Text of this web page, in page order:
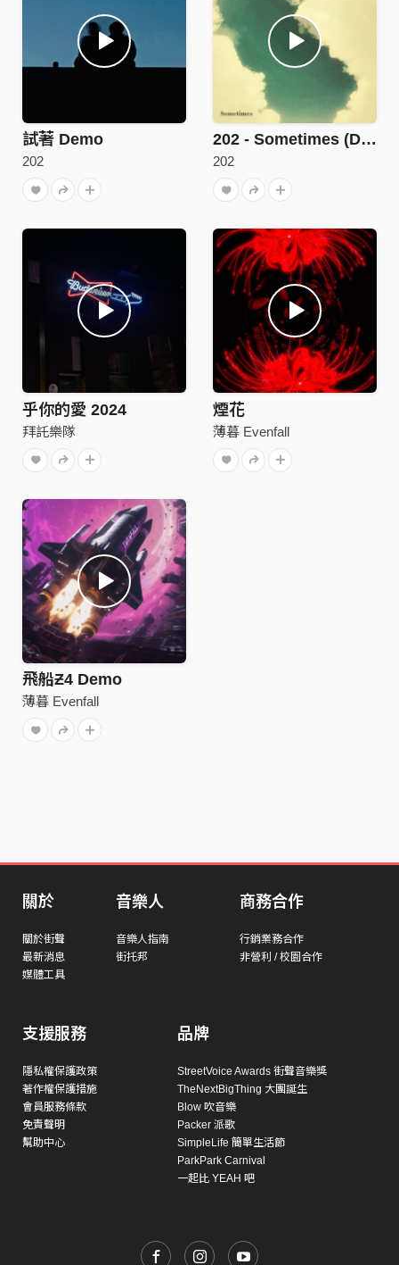
試著 Demo
202
202 - Sometimes (Demo)
202
乎你的愛 2024
拜託樂隊
煙花
薄暮 Evenfall
飛船Ƶ4 Demo
薄暮 Evenfall
關於
關於街聲
最新消息
媒體工具
音樂人
音樂人指南
街托邦
商務合作
行銷業務合作
非營利 / 校園合作
支援服務
隱私權保護政策
著作權保護措施
會員服務條款
免責聲明
幫助中心
品牌
StreetVoice Awards 街聲音樂獎
TheNextBigThing 大團誕生
Blow 吹音樂
Packer 派歌
SimpleLife 簡單生活節
ParkPark Carnival
一起比 YEAH 吧